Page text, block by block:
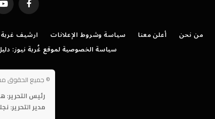
فيسبوك
من نحن أعلن معنا سياسة وشروط الإعلانات ارشيف غربة
سياسة الخصوصية لموقع غُربة نيوز:
© جميع الحقوق
رئيس
مدير التحرير: